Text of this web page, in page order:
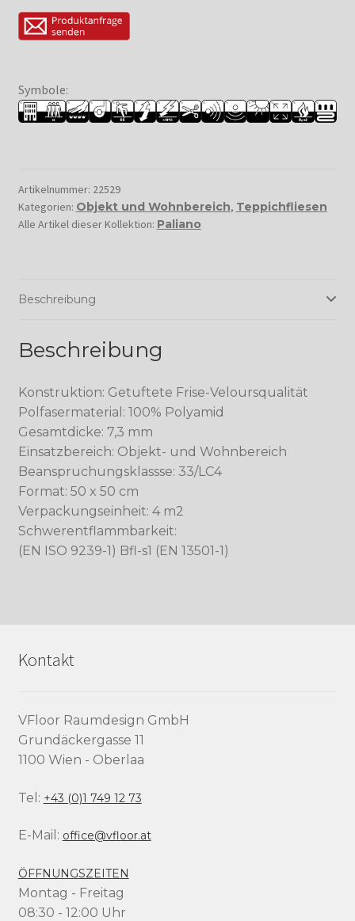
Symbole:
Artikelnummer: 22529
Kategorien: Objekt und Wohnbereich, Teppichfliesen
Alle Artikel dieser Kollektion: Paliano
Beschreibung
Beschreibung
Konstruktion: Getuftete Frise-Veloursqualität
Polfasermaterial: 100% Polyamid
Gesamtdicke: 7,3 mm
Einsatzbereich: Objekt- und Wohnbereich
Beanspruchungsklassse: 33/LC4
Format: 50 x 50 cm
Verpackungseinheit: 4 m2
Schwerentflammbarkeit:
(EN ISO 9239-1) Bfl-s1 (EN 13501-1)
Kontakt
VFloor Raumdesign GmbH
Grundäckergasse 11
1100 Wien - Oberlaa
Tel: +43 (0)1 749 12 73
E-Mail: office@vfloor.at
ÖFFNUNGSZEITEN
Montag - Freitag
08:30 - 12:00 Uhr